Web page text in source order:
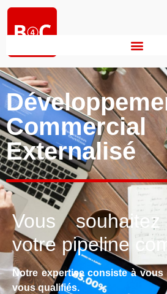
Commercial
Externalisé
Vous
votre pipeline
Notre expertise consiste à vous
vous qualifiés.